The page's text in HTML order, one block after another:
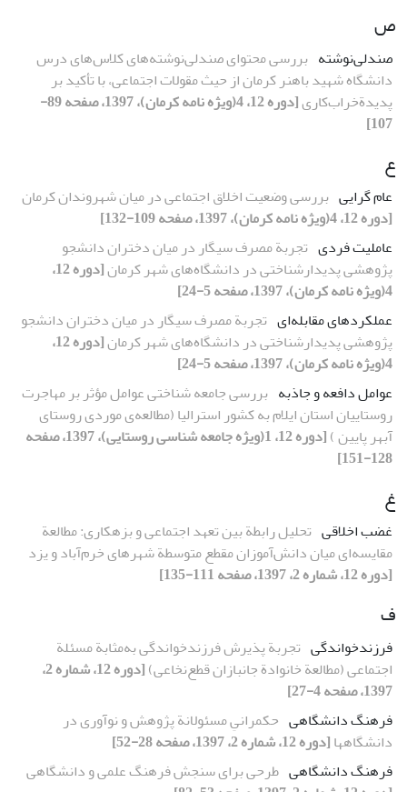
ص
صندلی‌نوشته بررسی محتوای صندلی‌نوشته‌های کلاس‌های درس
دانشگاه شهید باهنر کرمان از حیث مقولات اجتماعی، با تأکید بر
پدیدةخراب‌کاری
[دوره 12، 4(ویژه نامه کرمان)، 1397، صفحه 89-
107]
ع
عام گرایی بررسی وضعیت اخلاق اجتماعی در میان شهروندان کرمان
[دوره 12، 4(ویژه نامه کرمان)، 1397، صفحه 109-132]
عاملیت فردی تجربة مصرف سیگار در میان دختران دانشجو
پژوهشی پدیدارشناختی در دانشگاه‌های شهر کرمان
[دوره 12،
4(ویژه نامه کرمان)، 1397، صفحه 5-24]
عملکردهای مقابله‌ای تجربة مصرف سیگار در میان دختران دانشجو
پژوهشی پدیدارشناختی در دانشگاه‌های شهر کرمان
[دوره 12،
4(ویژه نامه کرمان)، 1397، صفحه 5-24]
عوامل دافعه و جاذبه بررسی جامعه شناختی عوامل مؤثر بر مهاجرت
روستاییان استان ایلام به کشور استرالیا (مطالعه‌ی موردی روستای
آبهر پایین )
[دوره 12، 1(ویژه جامعه شناسی روستایی)، 1397، صفحه
128-151]
غ
غضب اخلاقی تحلیل رابطة بین تعهد اجتماعی و بزهکاری: مطالعة
مقایسه‌ای میان دانش‌آموزان مقطع متوسطة شهرهای خرم‌آباد و یزد
[دوره 12، شماره 2، 1397، صفحه 111-135]
ف
فرزندخواندگی تجربة پذیرش فرزندخواندگی به‌مثابة مسئلة
اجتماعی (مطالعة خانوادة جانبازان قطع‌نخاعی)
[دوره 12، شماره 2،
1397، صفحه 4-27]
فرهنگ دانشگاهی حکمرانیِ مسئولانة پژوهش و نوآوری در
دانشگاهها[دوره 12، شماره 2، 1397، صفحه 28-52]
فرهنگ دانشگاهی طرحی برای سنجش فرهنگ علمی و دانشگاهی